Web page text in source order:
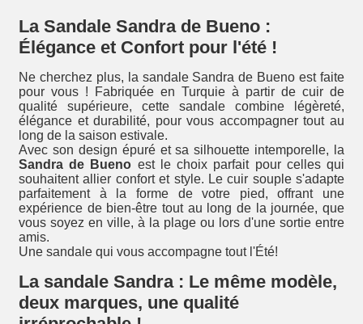
La Sandale Sandra de Bueno :
Élégance et Confort pour l'été !
Ne cherchez plus, la sandale Sandra de Bueno est faite
pour vous ! Fabriquée en Turquie à partir de cuir de
qualité supérieure, cette sandale combine légèreté,
élégance et durabilité, pour vous accompagner tout au
long de la saison estivale.
Avec son design épuré et sa silhouette intemporelle, la
Sandra de Bueno est le choix parfait pour celles qui
souhaitent allier confort et style. Le cuir souple s'adapte
parfaitement à la forme de votre pied, offrant une
expérience de bien-être tout au long de la journée, que
vous soyez en ville, à la plage ou lors d'une sortie entre
amis.
Une sandale qui vous accompagne tout l'Été!
La sandale Sandra : Le même modèle,
deux marques, une qualité